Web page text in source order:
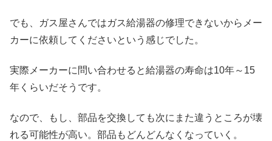
でも、ガス屋さんではガス給湯器の修理できないからメー
カーに依頼してくださいという感じでした。
実際メーカーに問い合わせると給湯器の寿命は10年～15
年くらいだそうです。
なので、もし、部品を交換しても次にまた違うところが壊
れる可能性が高い。部品もどんどんなくなっていく。